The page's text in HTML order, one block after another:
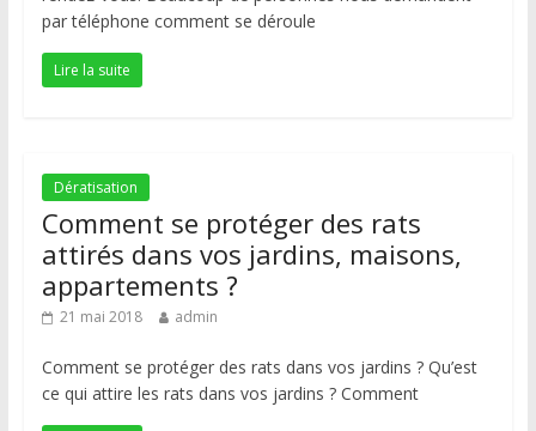
par téléphone comment se déroule
Lire la suite
Dératisation
Comment se protéger des rats
attirés dans vos jardins, maisons,
appartements ?
21 mai 2018 admin
Comment se protéger des rats dans vos jardins ? Qu’est
ce qui attire les rats dans vos jardins ? Comment